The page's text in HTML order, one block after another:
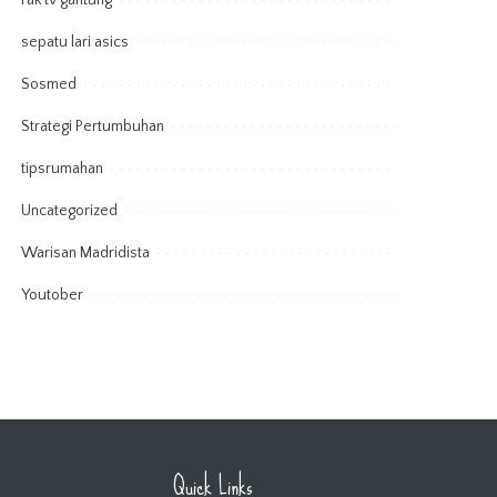
sepatu lari asics
Sosmed
Strategi Pertumbuhan
tipsrumahan
Uncategorized
Warisan Madridista
Youtober
Quick Links